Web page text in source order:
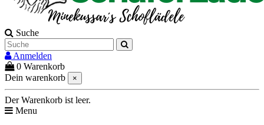
Suche
Anmelden
0 Warenkorb
Dein warenkorb
×
Der Warenkorb ist leer.
Menu